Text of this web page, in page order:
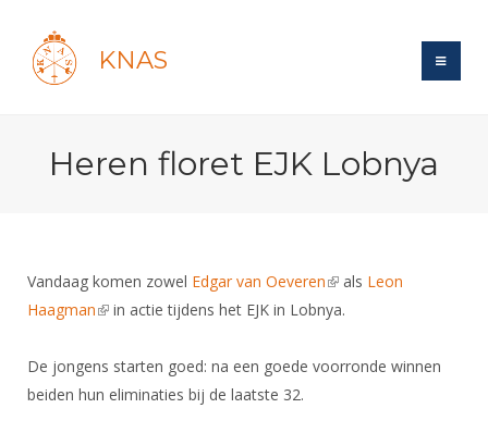
KNAS
Login
Maandelijks archief
Bond
Lidmaatschap
Reglementen
Introductie
Veteranen
Wat is topsport
NK's
Informatie
Voor de jeugd
Spreekbeurtpakket
Forums
Heren floret EJK Lobnya
Vandaag komen zowel Edgar van Oeveren(link is external)
als Leon
Haagman(link is external)
in actie tijdens het EJK in Lobnya.
De jongens starten goed: na een goede voorronde winnen
beiden hun eliminaties bij de laatste 32.